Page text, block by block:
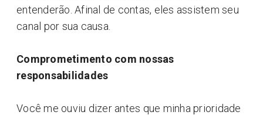
entenderão. Afinal de contas, eles assistem seu
canal por sua causa.
Comprometimento com nossas
responsabilidades
Você me ouviu dizer antes que minha prioridade